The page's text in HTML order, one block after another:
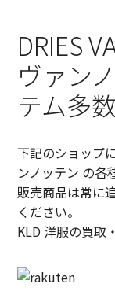
DRIES
ヴァン
テム多
下記のショップ
ンノッテン の各
販売商品は常に
ください。
KLD 洋服の買取